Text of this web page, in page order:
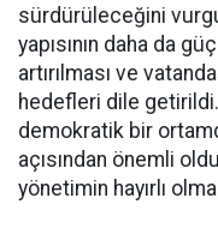
sürdürüleceğini
yapısının daha da
artırılması ve
hedefleri dile getirildi.
demokratik bir
açısından önemli
yönetimin hayırlı